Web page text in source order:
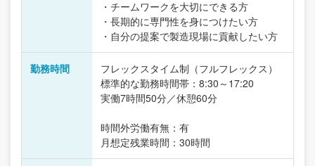
・チームワークを大切にできる方
・長期的に専門性を身につけたい方
・自分の提案で製造現場に貢献したい方
勤務時間
フレックスタイム制（フルフレックス）
標準的な勤務時間帯：8:30～17:20
実働7時間50分／休憩60分
時間外労働有無：有
月想定残業時間：30時間